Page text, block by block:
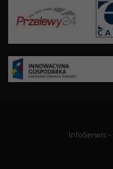
InfoSerwis-